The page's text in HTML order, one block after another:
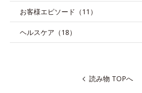
お客様エピソード（11）
ヘルスケア（18）
読み物 TOPへ